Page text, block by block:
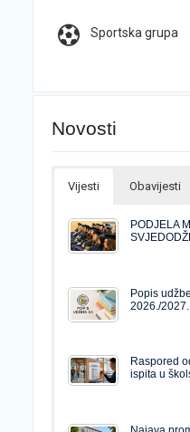
Sportska grupa
Novosti
Vijesti Obavijesti
PODJELA
Popis
2026./2027.
Raspored
ispita u
Najava